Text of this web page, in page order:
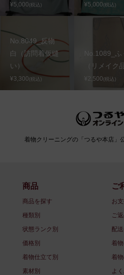
¥5,000(税込) ¥5,000(税込)
No.8049_反物
白（訪問着仮縫
い）
¥3,300(税込)
No.1089_ふ
（リメイク
¥2,500(税込)
着物クリーニングの「つるや本店」
商品
商品を探す
種類別
状態ランク別
価格別
着物仕立て別
素材別
ご
お
ご
配
着
着
よ